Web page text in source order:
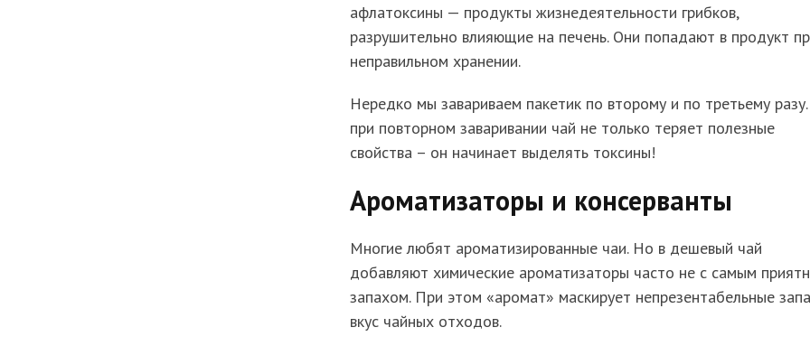
афлатоксины — продукты жизнедеятельности грибков,
разрушительно влияющие на печень. Они попадают в продукт
неправильном хранении.
Нередко мы завариваем пакетик по второму и по третьему
при повторном заваривании чай не только теряет полезные
свойства – он начинает выделять токсины!
Ароматизаторы и консерванты
Многие любят ароматизированные чаи. Но в дешевый чай
добавляют химические ароматизаторы часто не с самым
запахом. При этом «аромат» маскирует непрезентабельные
вкус чайных отходов.